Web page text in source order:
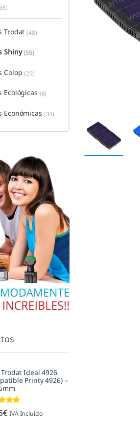
Trodat (48)
Shiny (55)
Colop (29)
Ecológicas (6)
Económicas (34)
Ideal 4926
Printy 4926) –
con
5
€ IVA Incluido